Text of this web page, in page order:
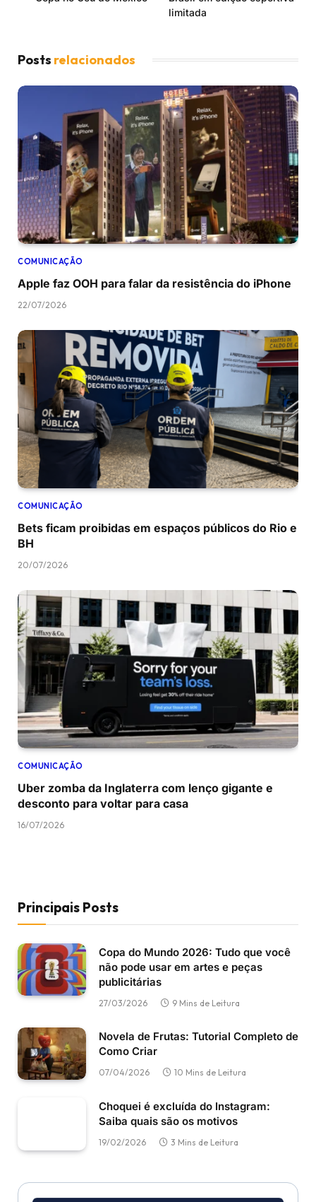
limitada
Posts relacionados
COMUNICAÇÃO
Apple faz OOH para falar da resistência do iPhone
22/07/2026
COMUNICAÇÃO
Bets ficam proibidas em espaços públicos do Rio e
BH
20/07/2026
COMUNICAÇÃO
Uber zomba da Inglaterra com lenço gigante e
desconto para voltar para casa
16/07/2026
Principais Posts
Copa do Mundo 2026: Tudo que você
não pode usar em artes e peças
publicitárias
27/03/2026 9 Mins de Leitura
Novela de Frutas: Tutorial Completo de
Como Criar
07/04/2026 10 Mins de Leitura
Choquei é excluída do Instagram:
Saiba quais são os motivos
19/02/2026 3 Mins de Leitura